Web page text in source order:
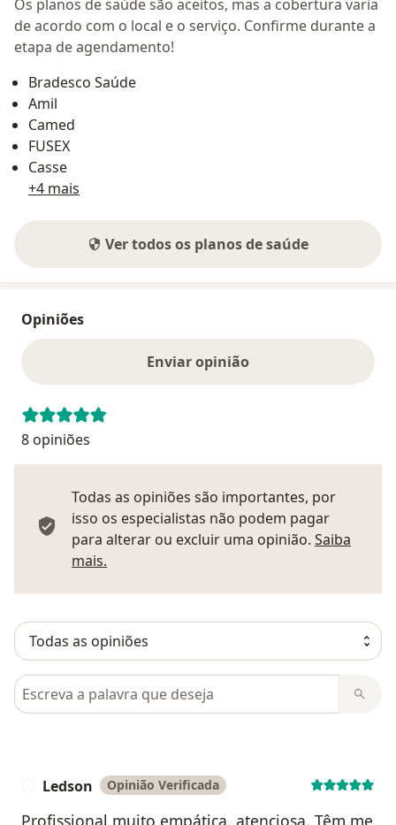
Os planos de saúde são aceitos, mas a cobertura varia
de acordo com o local e o serviço. Confirme durante a
etapa de agendamento!
Bradesco Saúde
Amil
Camed
FUSEX
Casse
+4 mais
Ver todos os planos de saúde
Opiniões
Enviar opinião
8 opiniões
Todas as opiniões são importantes, por
isso os especialistas não podem pagar
para alterar ou excluir uma opinião. Saiba
mais.
Pesquisar em opiniões
Ledson Opinião Verificada